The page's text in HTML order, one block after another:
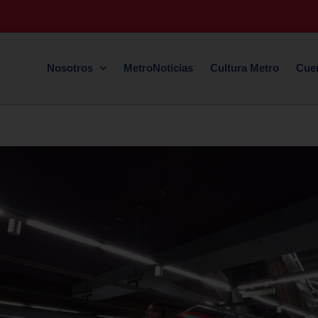
Nosotros MetroNoticias Cultura Metro